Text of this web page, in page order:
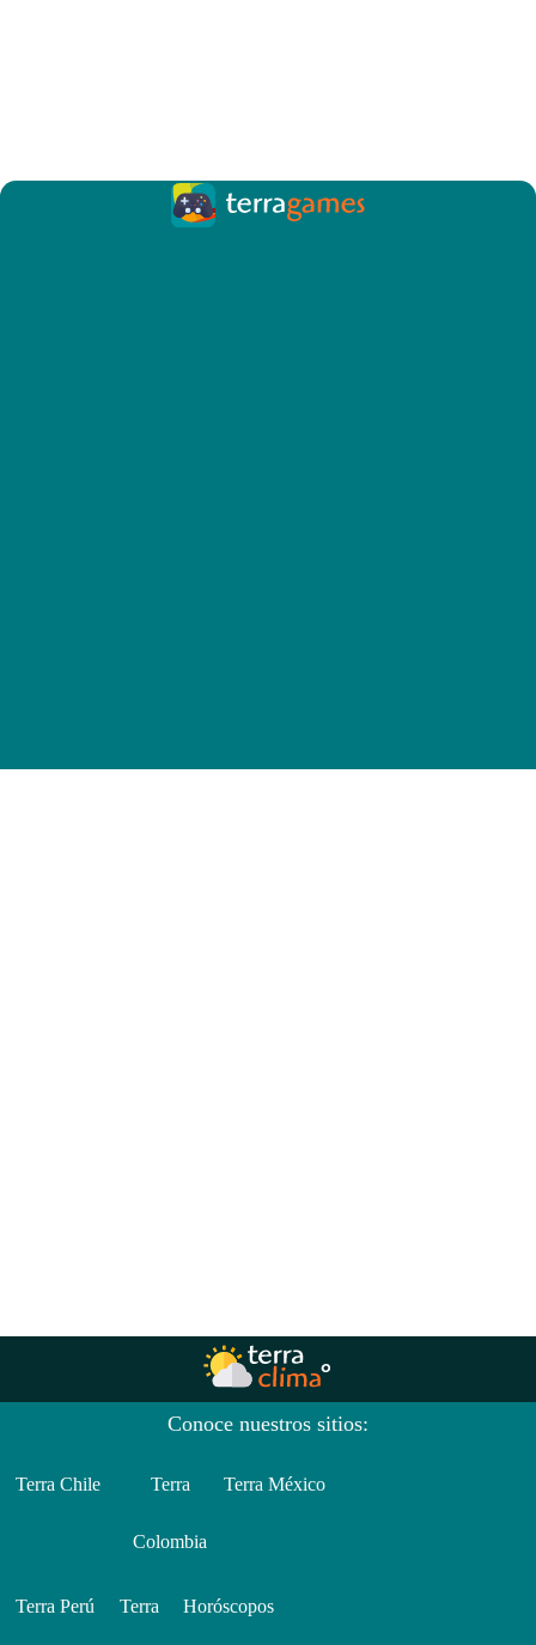
Conoce nuestros sitios:
Terra Chile Terra
Colombia
Terra México
Terra Perú Terra Horóscopos